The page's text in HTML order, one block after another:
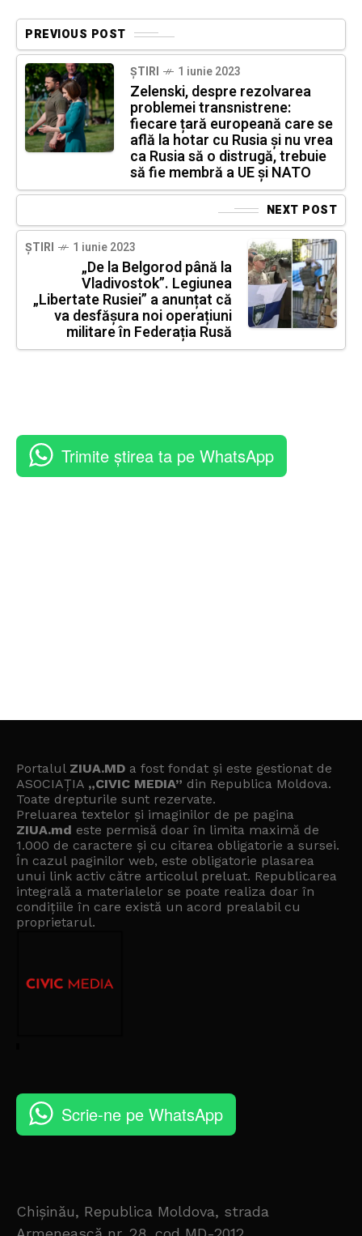
PREVIOUS POST
ȘTIRI 1 iunie 2023
Zelenski, despre rezolvarea
problemei transnistrene:
fiecare țară europeană care se
află la hotar cu Rusia și nu vrea
ca Rusia să o distrugă, trebuie
să fie membră a UE și NATO
NEXT POST
ȘTIRI 1 iunie 2023
„De la Belgorod până la
Vladivostok”. Legiunea
„Libertate Rusiei” a anunțat că
va desfășura noi operațiuni
militare în Federația Rusă
Trimite știrea ta pe WhatsApp
Portalul ZIUA.MD a fost fondat și este gestionat de
ASOCIAȚIA „CIVIC MEDIA” din Republica Moldova.
Toate drepturile sunt rezervate.
Preluarea textelor și imaginilor de pe pagina
ZIUA.md este permisă doar în limita maximă de
1.000 de caractere și cu citarea obligatorie a sursei.
În cazul paginilor web, este obligatorie plasarea
unui link activ către articolul preluat. Republicarea
integrală a materialelor se poate realiza doar în
condițiile în care există un acord prealabil cu
proprietarul.
Scrie-ne pe WhatsApp
Chișinău, Republica Moldova, strada